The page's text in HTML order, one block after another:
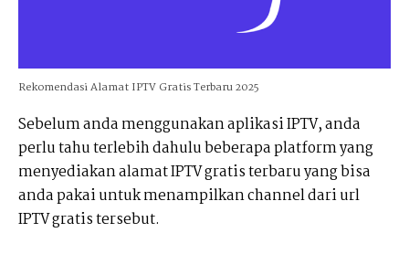
Rekomendasi Alamat IPTV Gratis Terbaru 2025
Sebelum anda menggunakan aplikasi IPTV, anda
perlu tahu terlebih dahulu beberapa platform yang
menyediakan alamat IPTV gratis terbaru yang bisa
anda pakai untuk menampilkan channel dari url
IPTV gratis tersebut.